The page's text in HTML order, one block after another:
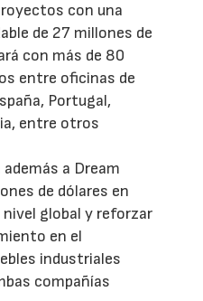
con una
de 27 millones de
con más de 80
entre oficinas de
Portugal,
entre otros
a Dream
de dólares en
global y reforzar
en el
industriales
compañías